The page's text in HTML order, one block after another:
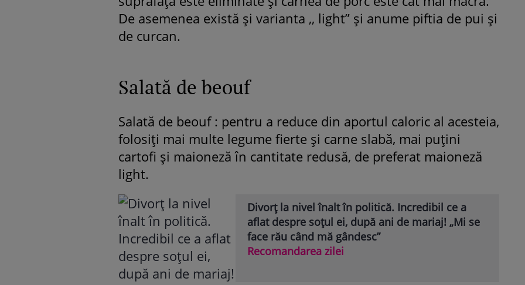
De asemenea există și varianta ,, light” și anume piftia de pui și
de curcan.
Salată de beouf
Salată de beouf : pentru a reduce din aportul caloric al acesteia,
folosiți mai multe legume fierte și carne slabă, mai puțini
cartofi și maioneză în cantitate redusă, de preferat maioneză
light.
Divorț la nivel înalt în politică. Incredibil ce a
aflat despre soțul ei, după ani de mariaj! „Mi se
face rău când mă gândesc”
Recomandarea zilei